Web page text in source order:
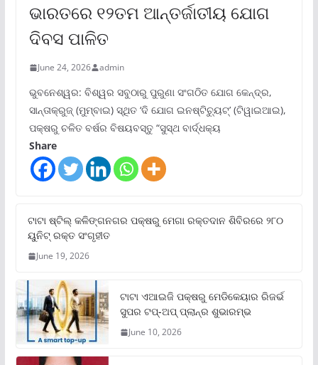
ଭାରତରେ ୧୨ତମ ଆନ୍ତର୍ଜାତୀୟ ଯୋଗ
ଦିବସ ପାଳିତ
June 24, 2026 admin
ଭୁବନେଶ୍ୱର: ବିଶ୍ୱର ସବୁଠାରୁ ପୁରୁଣା ସଂଗଠିତ ଯୋଗ କେନ୍ଦ୍ର,
ସାନ୍ତାକ୍ରୁଜ୍ (ମୁମ୍ବାଇ) ସ୍ଥିତ ‘ଦି ଯୋଗ ଇନଷ୍ଟିଚ୍ୟୁଟ୍‌’ (ଟିୱାଇଆଇ),
ପକ୍ଷରୁ ଚଳିତ ବର୍ଷର ବିଷୟବସ୍ତୁ “ସୁସ୍ଥ ବାର୍ଦ୍ଧକ୍ୟ
Share
ଟାଟା ଷ୍ଟିଲ୍‌ କଳିଙ୍ଗନଗର ପକ୍ଷରୁ ମେଗା ରକ୍ତଦାନ ଶିବିରରେ ୨୮୦
ୟୁନିଟ୍‌ ରକ୍ତ ସଂଗୃହୀତ
June 19, 2026
ଟାଟା ଏଆଇଜି ପକ୍ଷରୁ ମେଡିକେୟାର ରିଜର୍ଭ
ସୁପର ଟପ୍‌-ଅପ୍ ପ୍ଲାନ୍‌ର ଶୁଭାରମ୍ଭ
June 10, 2026